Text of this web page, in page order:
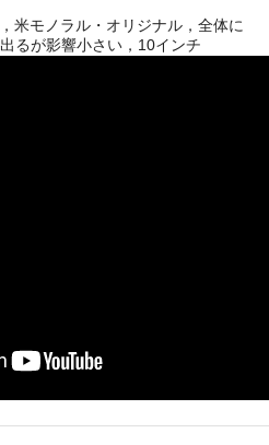
米モノラル・オリジナル，全体に
るが影響小さい，10インチ